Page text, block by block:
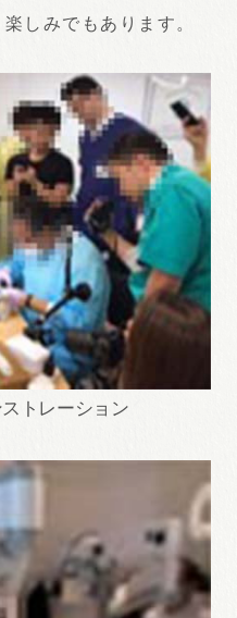
しみでもあります。
トレーション